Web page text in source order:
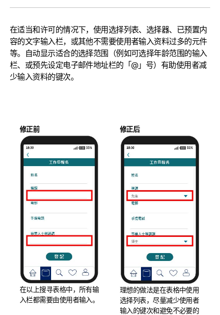
在适当和许可的情况下，使用选择列表、选择器、已预置内
容的文字输入栏，或其他不需要使用者输入资料过多的元件
等。自动显示适合的选择范围（例如可选择年龄范围的输入
栏、或预先设定电子邮件地址栏的「@」号）有助使用者减
少输入资料的键次。
修正前
在以上搜寻表格中，所有输
入栏都需要由使用者输入。
修正后
理想的做法是在表格中使用
选择列表，尽量减少使用者
输入的键次和避免不必要的